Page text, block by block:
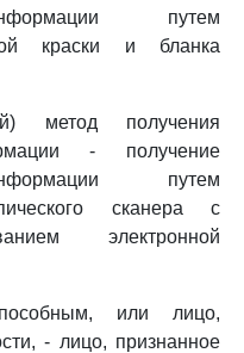
путем
краски и бланка
метод получения
- получение
путем
сканера с
электронной
или лицо,
- лицо, признанное